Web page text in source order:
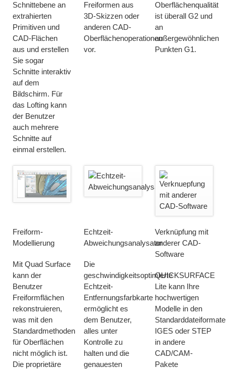
Schnittebene an
extrahierten
Primitiven und
CAD-Flächen
aus und erstellen
Sie sogar
Schnitte interaktiv
auf dem
Bildschirm. Für
das Lofting kann
der Benutzer
auch mehrere
Schnitte auf
einmal erstellen.
Freiformen aus
3D-Skizzen oder
anderen CAD-
Oberflächenoperationen
vor.
Oberflächenqualität
ist überall G2 und
an
außergewöhnlichen
Punkten G1.
Freiform-
Modellierung
Mit Quad Surface
kann der
Benutzer
Freiformflächen
rekonstruieren,
was mit den
Standardmethoden
für Oberflächen
nicht möglich ist.
Die proprietäre
Echtzeit-
Abweichungsanalysator
Die
geschwindigkeitsoptimierte
Echtzeit-
Entfernungsfarbkarte
ermöglicht es
dem Benutzer,
alles unter
Kontrolle zu
halten und die
genauesten
Verknüpfung mit
anderer CAD-
Software
QUICKSURFACE
Lite kann Ihre
hochwertigen
Modelle in den
IGES oder STEP
in andere
CAD/CAM-
Pakete